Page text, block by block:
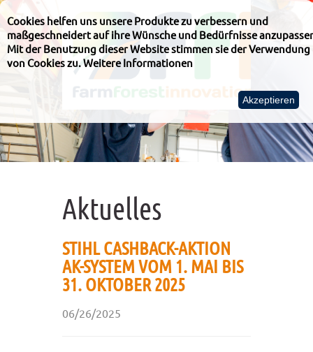
Cookies helfen uns unsere Produkte zu verbessern und
maßgeschneidert auf ihre Wünsche und Bedürfnisse
Mit der Benutzung dieser Website stimmen sie der Verwendung
von Cookies zu.Weitere Informationen
Akzeptieren
Aktuelles
STIHL CASHBACK-AKTION
AK-SYSTEM VOM 1. MAI BIS
31. OKTOBER 2025
06/26/2025